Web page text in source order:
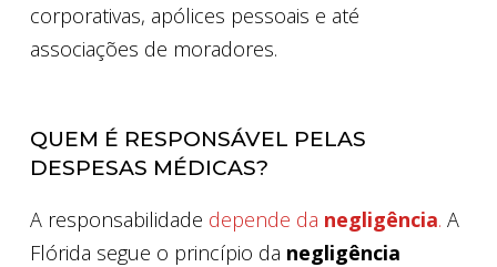
corporativas, apólices pessoais e até
associações de moradores.
QUEM É RESPONSÁVEL PELAS
DESPESAS MÉDICAS?
A responsabilidade depende da negligência. A
Flórida segue o princípio da negligência